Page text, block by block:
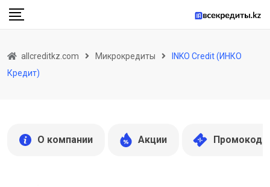
Skip
allcreditkz.com Микрокредиты
INKO Credit (ИНКО
Кредит)
О компании Акции Промокоды